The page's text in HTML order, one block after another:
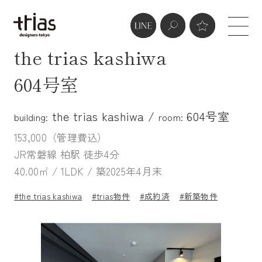
the trias kashiwa
604号室
building: the trias kashiwa / room: 604号室
153,000（管理費込）
JR常磐線 柏駅 徒歩4分
40.00㎡ / 1LDK / 築2025年4月末
#the trias kashiwa #trias物件 #成約済 #新築物件